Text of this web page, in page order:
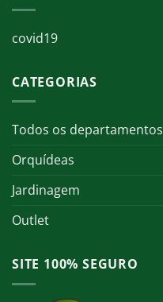
covid19
CATEGORIAS
Todos os departamentos
Orquídeas
Jardinagem
Outlet
SITE 100% SEGURO